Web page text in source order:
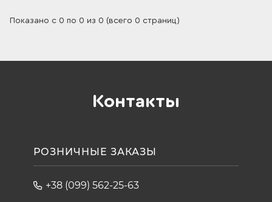
Показано с 0 по 0 из 0 (всего 0 страниц)
Контакты
РОЗНИЧНЫЕ ЗАКАЗЫ
+38 (099) 562-25-63